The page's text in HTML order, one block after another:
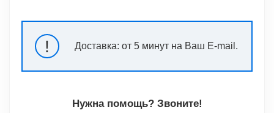
! Доставка: от 5 минут на Ваш E-mail.
Нужна помощь? Звоните!